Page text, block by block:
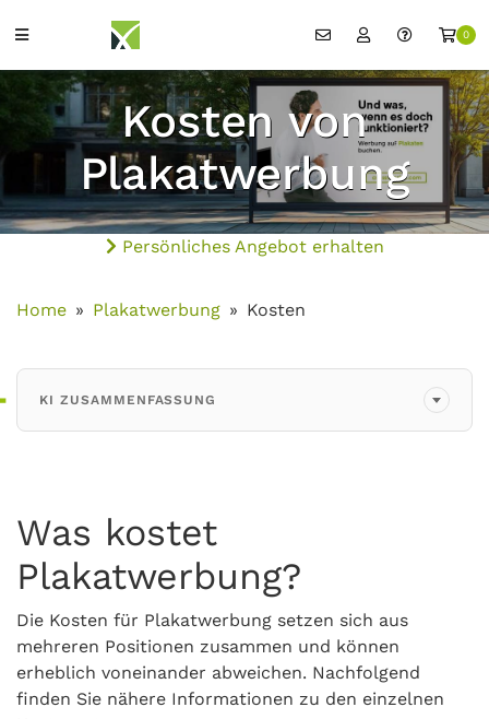
0
Kosten von
Plakatwerbung
Persönliches Angebot erhalten
Home Plakatwerbung Kosten
KI ZUSAMMENFASSUNG
Was kostet
Plakatwerbung?
Die Kosten für Plakatwerbung setzen sich aus
mehreren Positionen zusammen und können
erheblich voneinander abweichen. Nachfolgend
finden Sie nähere Informationen zu den einzelnen